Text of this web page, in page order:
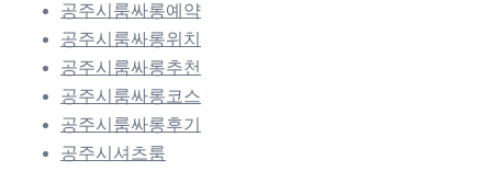
공주시룸싸롱예약
공주시룸싸롱위치
공주시룸싸롱추천
공주시룸싸롱코스
공주시룸싸롱후기
공주시셔츠룸